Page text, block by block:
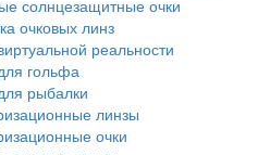
солнцезащитные очки
очковых линз
реальности
гольфа
рыбалки
линзы
очки